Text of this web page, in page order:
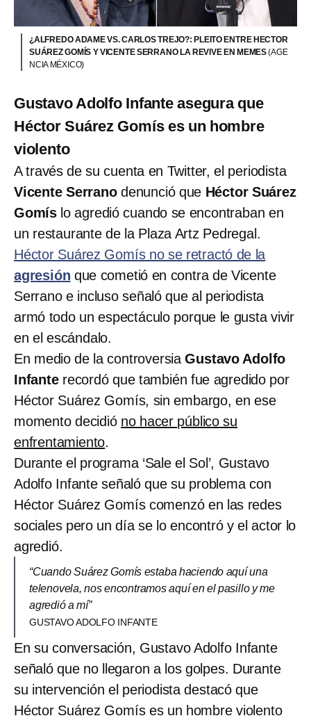
¿ALFREDO ADAME VS. CARLOS TREJO?: PLEITO ENTRE HECTOR
SUÁREZ GOMÍS Y VICENTE SERRANO LA REVIVE EN MEMES(AGE
NCIA MÉXICO)
Gustavo Adolfo Infante asegura que
Héctor Suárez Gomís es un hombre
violento
A través de su cuenta en Twitter, el periodista
Vicente Serranodenunció que Héctor Suárez
Gomís lo agredió cuando se encontraban en
un restaurante de la Plaza Artz Pedregal.
Héctor Suárez Gomís no se retractó de la
agresión que cometió en contra de Vicente
Serrano e incluso señaló que al periodista
armó todo un espectáculo porque le gusta vivir
en el escándalo.
En medio de la controversiaGustavo Adolfo
Infanterecordó que también fue agredido por
Héctor Suárez Gomís, sin embargo, en ese
momento decidió no hacer público su
enfrentamiento.
Durante el programa ‘Sale el Sol’, Gustavo
Adolfo Infante señaló que su problema con
Héctor Suárez Gomís comenzó en las redes
sociales pero un día se lo encontró y el actor lo
agredió.
“Cuando Suárez Gomís estaba haciendo aquí una
telenovela, nos encontramos aquí en el pasillo y me
agredió a mí”
GUSTAVO ADOLFO INFANTE
En su conversación, Gustavo Adolfo Infante
señaló que no llegaron a los golpes. Durante
su intervención el periodista destacó que
Héctor Suárez Gomís es un hombre violento